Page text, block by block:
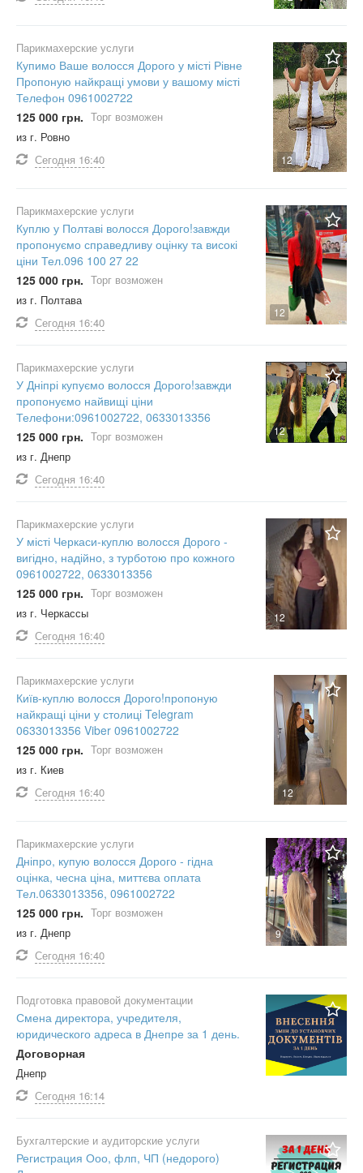
12
Парикмахерские услуги
Купимо Ваше волосся Дорого у місті Рівне
Пропоную найкращі умови у вашому місті
Телефон 0961002722
125 000 грн. Торг возможен
из г. Ровно
Сегодня 16:40
12
Парикмахерские услуги
Куплю у Полтаві волосся Дорого!завжди
пропонуємо справедливу оцінку та високі
ціни Тел.096 100 27 22
125 000 грн. Торг возможен
из г. Полтава
Сегодня 16:40
12
Парикмахерские услуги
У Дніпрі купуємо волосся Дорого!завжди
пропонуємо найвищі ціни
Телефони:0961002722, 0633013356
125 000 грн. Торг возможен
из г. Днепр
Сегодня 16:40
12
Парикмахерские услуги
У місті Черкаси-куплю волосся Дорого -
вигідно, надійно, з турботою про кожного
0961002722, 0633013356
125 000 грн. Торг возможен
из г. Черкассы
Сегодня 16:40
12
Парикмахерские услуги
Київ-куплю волосся Дорого!пропоную
найкращі ціни у столиці Telegram
0633013356 Viber 0961002722
125 000 грн. Торг возможен
из г. Киев
Сегодня 16:40
9
Парикмахерские услуги
Дніпро, купую волосся Дорого - гідна
оцінка, чесна ціна, миттєва оплата
Тел.0633013356, 0961002722
125 000 грн. Торг возможен
из г. Днепр
Сегодня 16:40
Подготовка правовой документации
Смена директора, учредителя,
юридического адреса в Днепре за 1 день.
Договорная
Днепр
Сегодня 16:14
Бухгалтерские и аудиторские услуги
Регистрация Ооо, флп, ЧП (недорого)